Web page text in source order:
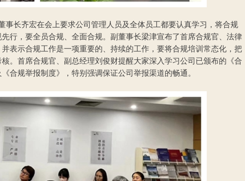
事长齐宏在会上要求公司管理人员及全体员工都要认真学习，将合规
行，要全员合规、全面合规。副董事长梁津宣布了首席合规官、法律
表示合规工作是一项重要的、持续的工作，要将合规培训常态化，把
。首席合规官、副总经理刘俊财提醒大家深入学习公司已颁布的《合
合规举报制度》，特别强调保证公司举报渠道的畅通。